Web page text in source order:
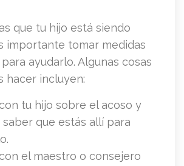
que tu hijo está siendo
importante tomar medidas
ayudarlo. Algunas cosas
hacer incluyen:
tu hijo sobre el acoso y
saber que estás allí para
el maestro o consejero